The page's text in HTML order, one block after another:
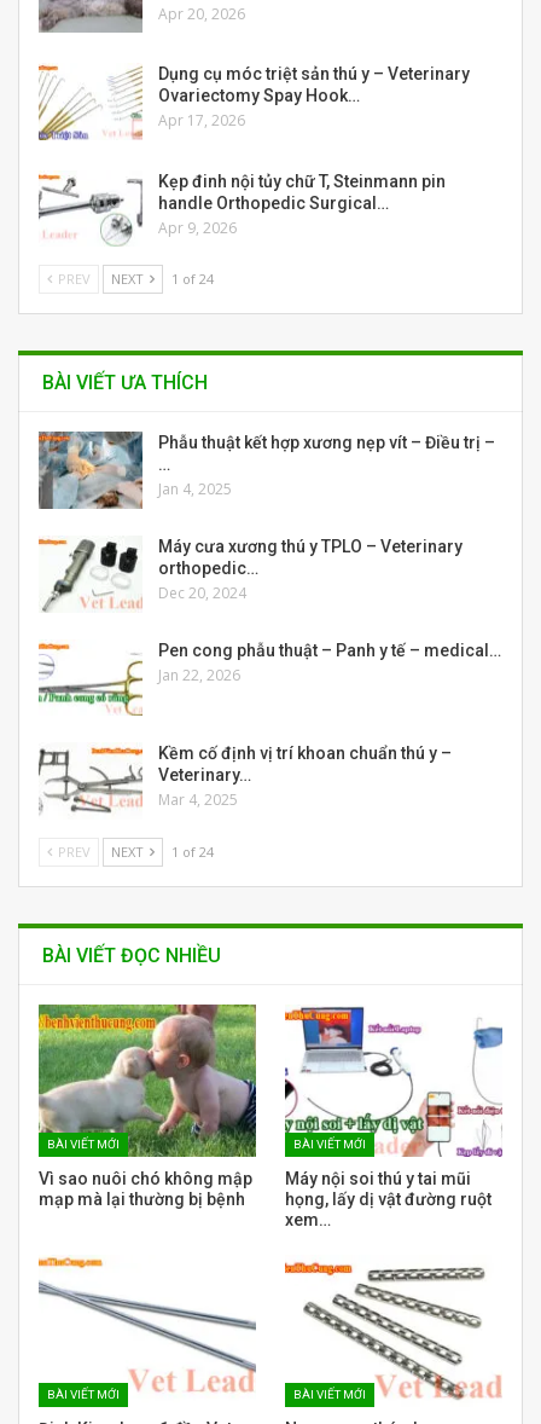
Apr 20, 2026
Dụng cụ móc triệt sản thú y – Veterinary
Ovariectomy Spay Hook…
Apr 17, 2026
Kẹp đinh nội tủy chữ T, Steinmann pin
handle Orthopedic Surgical…
Apr 9, 2026
PREV NEXT 1 of 24
BÀI VIẾT ƯA THÍCH
Phẫu thuật kết hợp xương nẹp vít – Điều trị –
…
Jan 4, 2025
Máy cưa xương thú y TPLO – Veterinary
orthopedic…
Dec 20, 2024
Pen cong phẫu thuật – Panh y tế – medical…
Jan 22, 2026
Kềm cố định vị trí khoan chuẩn thú y –
Veterinary…
Mar 4, 2025
PREV NEXT 1 of 24
BÀI VIẾT ĐỌC NHIỀU
BÀI VIẾT MỚI
Vì sao nuôi chó không mập
mạp mà lại thường bị bệnh
BÀI VIẾT MỚI
Máy nội soi thú y tai mũi
họng, lấy dị vật đường ruột
xem…
BÀI VIẾT MỚI BÀI VIẾT MỚI